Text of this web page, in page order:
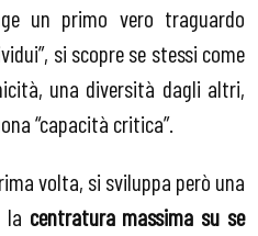
un primo vero traguardo
si scopre se stessi come
una diversità dagli altri,
“capacità critica”.
volta, si sviluppa però una
la centratura massima su se